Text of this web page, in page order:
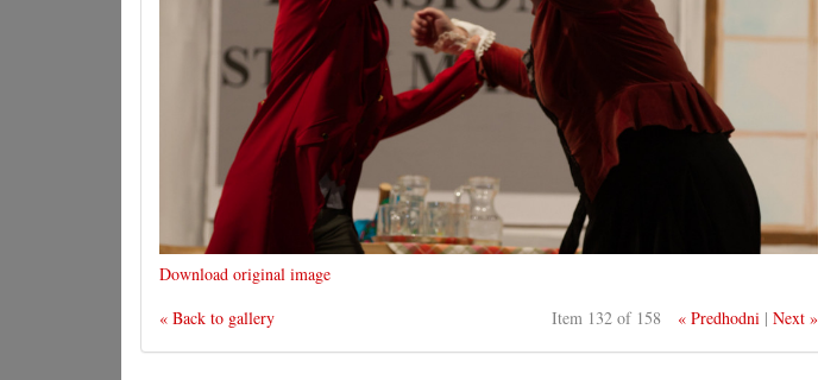
Download original image
« Back to gallery
Item 132 of 158 « Predhodni |Next »